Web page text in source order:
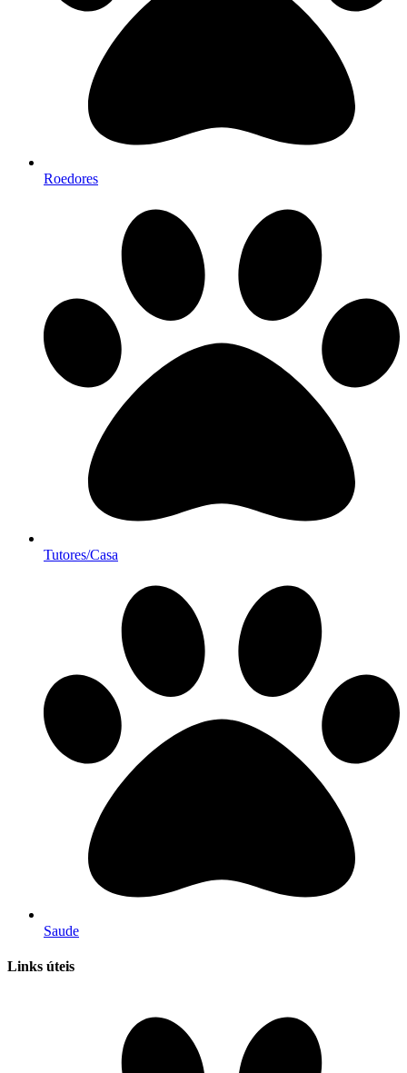
Roedores
Tutores/Casa
Saude
Links úteis